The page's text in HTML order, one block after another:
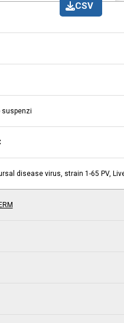
CSV
suspenzi
disease virus, strain 1-65 PV,